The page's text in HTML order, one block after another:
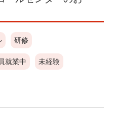
研修
就業中 未経験